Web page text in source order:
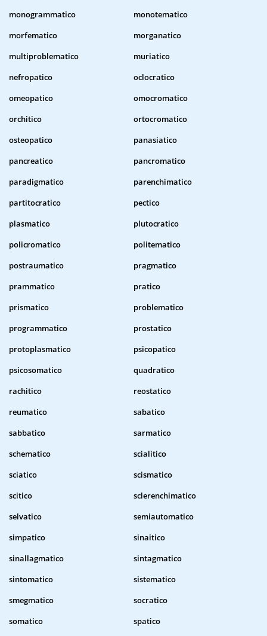
monogrammatico
monotematico
morfematico
morganatico
multiproblematico
muriatico
nefropatico
oclocratico
omeopatico
omocromatico
orchitico
ortocromatico
osteopatico
panasiatico
pancreatico
pancromatico
paradigmatico
parenchimatico
partitocratico
pectico
plasmatico
plutocratico
policromatico
politematico
postraumatico
pragmatico
prammatico
pratico
prismatico
problematico
programmatico
prostatico
protoplasmatico
psicopatico
psicosomatico
quadratico
rachitico
reostatico
reumatico
sabatico
sabbatico
sarmatico
schematico
scialitico
sciatico
scismatico
scitico
sclerenchimatico
selvatico
semiautomatico
simpatico
sinaitico
sinallagmatico
sintagmatico
sintomatico
sistematico
smegmatico
socratico
somatico
spatico